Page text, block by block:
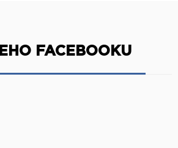
FACEBOOKU